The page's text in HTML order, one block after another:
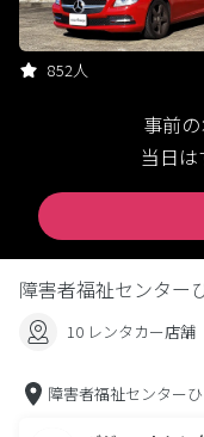
852人
事前
当日
障害者福祉センター
10 レンタカー店舗
障害者福祉センター